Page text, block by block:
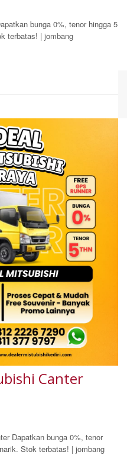
bunga 0%, tenor hingga 5
terbatas! | jombang
Canter
Dapatkan bunga 0%, tenor
Stok terbatas! | jombang